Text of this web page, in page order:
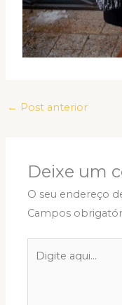
← Post anterior
Deixe um
O seu endereço
Campos
aqui...